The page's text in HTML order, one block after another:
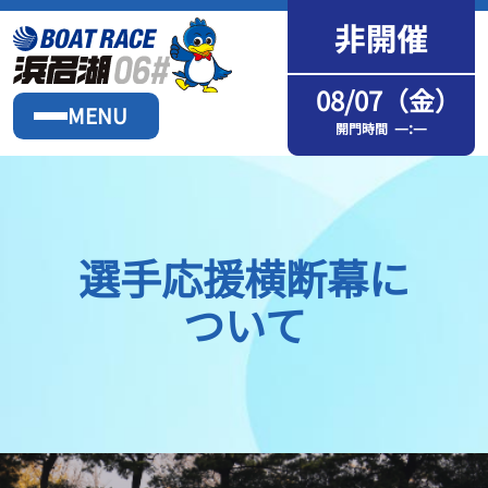
MENU 08/07（金）
開門時間 —:—
選手応援横断幕に
ついて